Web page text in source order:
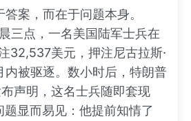
案，而在于问题本身。
三点，一名美国陆军士兵在
注32,537美元，押注尼古拉斯·
内被驱逐。数小时后，特朗普
声明，这名士兵随即套现
显而易见：他提前知情了